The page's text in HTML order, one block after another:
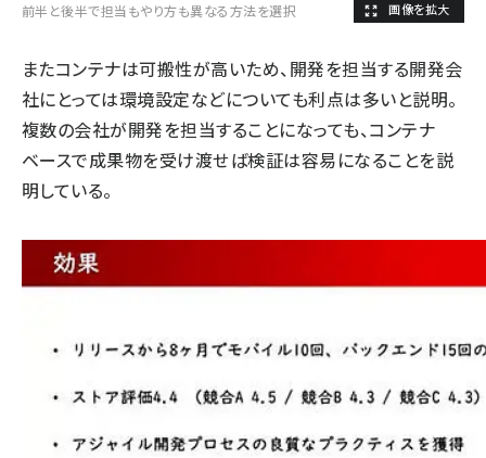
前半と後半で担当もやり方も異なる方法を選択
またコンテナは可搬性が高いため、開発を担当する開発会
社にとっては環境設定などについても利点は多いと説明。
複数の会社が開発を担当することになっても、コンテナ
ベースで成果物を受け渡せば検証は容易になることを説
明している。